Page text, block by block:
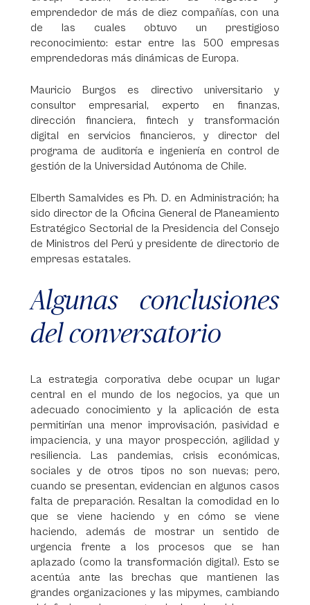
emprendedor de más de diez compañías, con una
de las cuales obtuvo un prestigioso
reconocimiento: estar entre las 500 empresas
emprendedoras más dinámicas de Europa.
Mauricio Burgos es directivo universitario y
consultor empresarial, experto en finanzas,
dirección financiera, fintech y transformación
digital en servicios financieros, y director del
programa de auditoría e ingeniería en control de
gestión de la Universidad Autónoma de Chile.
Elberth Samalvides es Ph. D. en Administración; ha
sido director de la Oficina General de Planeamiento
Estratégico Sectorial de la Presidencia del Consejo
de Ministros del Perú y presidente de directorio de
empresas estatales.
Algunas conclusiones
del conversatorio
La estrategia corporativa debe ocupar un lugar
central en el mundo de los negocios, ya que un
adecuado conocimiento y la aplicación de esta
permitirían una menor improvisación, pasividad e
impaciencia, y una mayor prospección, agilidad y
resiliencia. Las pandemias, crisis económicas,
sociales y de otros tipos no son nuevas; pero,
cuando se presentan, evidencian en algunos casos
falta de preparación. Resaltan la comodidad en lo
que se viene haciendo y en cómo se viene
haciendo, además de mostrar un sentido de
urgencia frente a los procesos que se han
aplazado (como la transformación digital). Esto se
acentúa ante las brechas que mantienen las
grandes organizaciones y las mipymes, cambiando